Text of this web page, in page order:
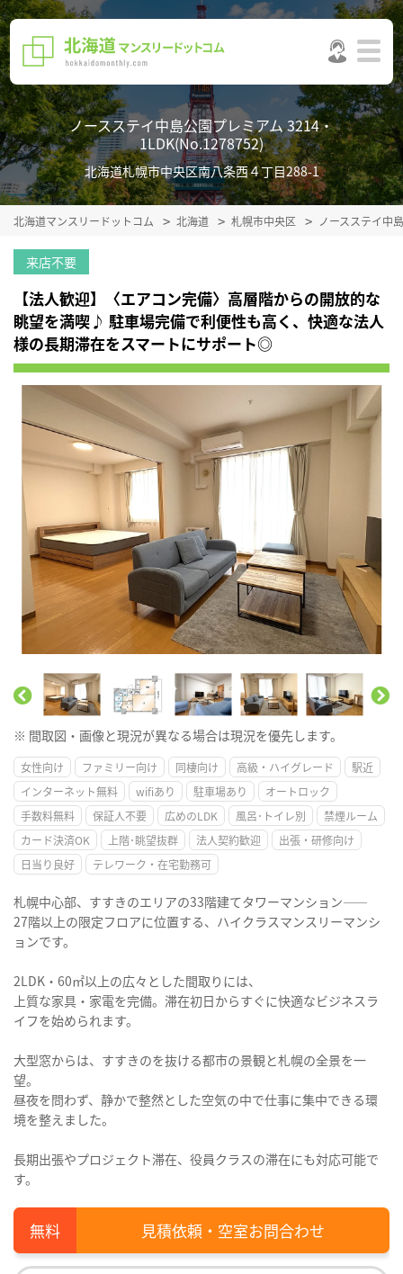
ノースステイ中島公園プレミアム 3214・
1LDK(No.1278752)
北海道札幌市中央区南八条西４丁目288-1
北海道マンスリードットコム 北海道 札幌市中央区 ノースステイ中
来店不要
【法人歓迎】〈エアコン完備〉高層階からの開放的な
眺望を満喫♪ 駐車場完備で利便性も高く、快適な法人
様の長期滞在をスマートにサポート◎
※ 間取図・画像と現況が異なる場合は現況を優先します。
女性向け ファミリー向け 同棲向け 高級・ハイグレード
駅近
インターネット無料
wifiあり 駐車場あり
オートロック
手数料無料
保証人不要 広めのLDK 風呂･トイレ別
禁煙ルーム
カード決済OK
上階･眺望抜群 法人契約歓迎
出張・研修向け
日当り良好
テレワーク・在宅勤務可
札幌中心部、すすきのエリアの33階建てタワーマンション——
27階以上の限定フロアに位置する、ハイクラスマンスリーマンシ
ョンです。
2LDK・60㎡以上の広々とした間取りには、
上質な家具・家電を完備。滞在初日からすぐに快適なビジネスラ
イフを始められます。
大型窓からは、すすきのを抜ける都市の景観と札幌の全景を一
望。
昼夜を問わず、静かで整然とした空気の中で仕事に集中できる環
境を整えました。
長期出張やプロジェクト滞在、役員クラスの滞在にも対応可能で
す。
見積依頼・空室お問合わせ